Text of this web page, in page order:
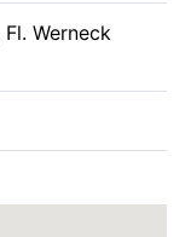
Fl. Werneck